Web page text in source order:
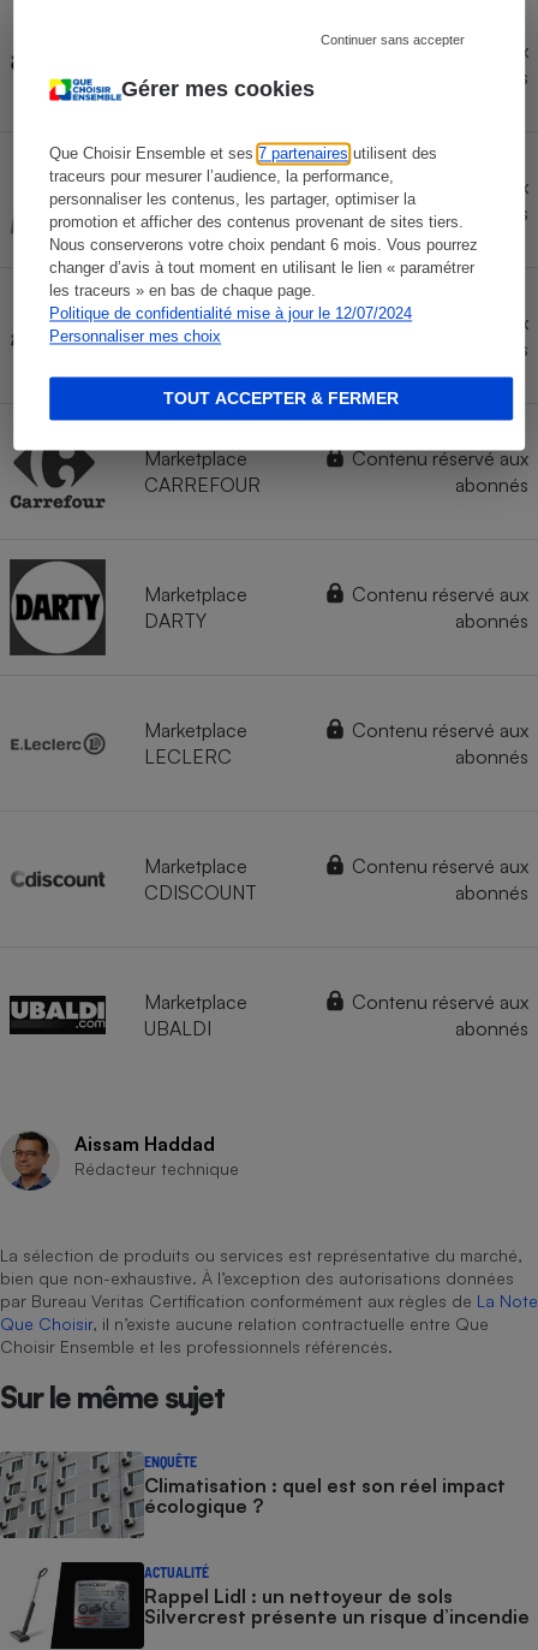
Gérer mes cookies
Que Choisir Ensemble et ses7 partenaires utilisent des
traceurs pour mesurer l’audience, la performance,
personnaliser les contenus, les partager, optimiser la
promotion et afficher des contenus provenant de sites tiers.
Nous conserverons votre choix pendant 6 mois. Vous pourrez
changer d’avis à tout moment en utilisant le lien « paramétrer
les traceurs » en bas de chaque page.
Politique de confidentialité mise à jour le 12/07/2024
Personnaliser mes choix
Continuer sans accepter
TOUT ACCEPTER & FERMER
Contenu réservé aux
abonnés
Marketplace
FNAC
Contenu réservé aux
abonnés
Marketplace
AUCHAN
Contenu réservé aux
abonnés
Marketplace
CARREFOUR
Contenu réservé aux
abonnés
Marketplace
DARTY
Contenu réservé aux
abonnés
Marketplace
LECLERC
Contenu réservé aux
abonnés
Marketplace
CDISCOUNT
Contenu réservé aux
abonnés
Marketplace
UBALDI
Contenu réservé aux
abonnés
Aissam Haddad
Rédacteur technique
La sélection de produits ou services est représentative du marché,
bien que non-exhaustive. À l’exception des autorisations données
par Bureau Veritas Certification conformément aux règles de La Note
Que Choisir, il n’existe aucune relation contractuelle entre Que
Choisir Ensemble et les professionnels référencés.
Sur le même sujet
ENQUÊTE
Climatisation : quel est son réel impact
écologique ?
ACTUALITÉ
Rappel Lidl : un nettoyeur de sols
Silvercrest présente un risque d’incendie